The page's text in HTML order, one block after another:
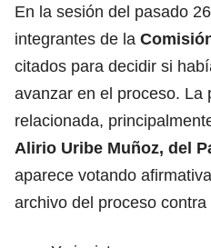
En la sesión del pasado
integrantes de la
citados para decidir si
avanzar en el proceso. La
relacionada,
Alirio Uribe Muñoz, del
aparece votando
archivo del proceso contra